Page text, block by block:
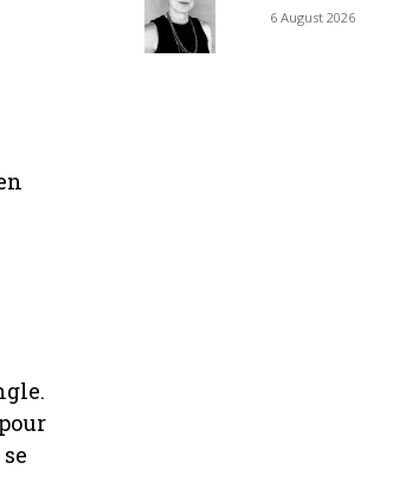
6 August 2026